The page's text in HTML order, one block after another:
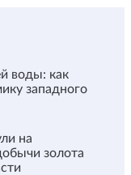
воды: как
западного
на
золота